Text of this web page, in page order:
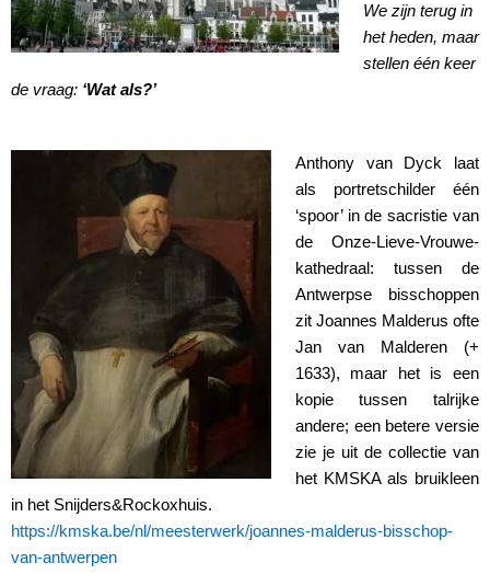
We zijn terug in
het heden, maar
stellen één keer
de vraag: ‘Wat als?’
Anthony van Dyck laat
als portretschilder één
‘spoor’ in de sacristie van
de Onze-Lieve-Vrouwe­
kathedraal: tussen de
Antwerpse bisschoppen
zit Joannes Malderus ofte
Jan van Malderen (+
1633), maar het is een
kopie tussen talrijke
andere; een betere versie
zie je uit de collectie van
het KMSKA als bruikleen
in het Snijders&Rockoxhuis.
https://kmska.be/nl/meesterwerk/joannes-malderus-bisschop-
van-antwerpen